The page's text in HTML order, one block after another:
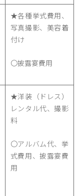
★各種挙式費用、
写真撮影、美容着
付け
〇披露宴費用
★洋装（ドレス）
レンタル代、撮影
料
〇アルバム代、挙
式費用、披露宴費
用